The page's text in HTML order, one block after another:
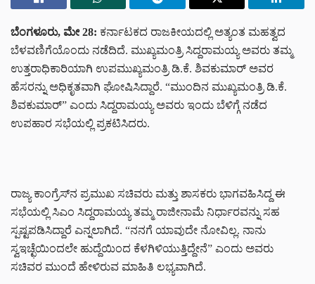
ಬೆಂಗಳೂರು, ಮೇ 28: ಕರ್ನಾಟಕದ ರಾಜಕೀಯದಲ್ಲಿ ಅತ್ಯಂತ ಮಹತ್ವದ
ಬೆಳವಣಿಗೆಯೊಂದು ನಡೆದಿದೆ. ಮುಖ್ಯಮಂತ್ರಿಸಿದ್ದರಾಮಯ್ಯಅವರು ತಮ್ಮ
ಉತ್ತರಾಧಿಕಾರಿಯಾಗಿ ಉಪಮುಖ್ಯಮಂತ್ರಿ ಡಿ.ಕೆ. ಶಿವಕುಮಾರ್ ಅವರ
ಹೆಸರನ್ನು ಅಧಿಕೃತವಾಗಿ ಘೋಷಿಸಿದ್ದಾರೆ. “ಮುಂದಿನ ಮುಖ್ಯಮಂತ್ರಿ ಡಿ.ಕೆ.
ಶಿವಕುಮಾರ್” ಎಂದು ಸಿದ್ದರಾಮಯ್ಯ ಅವರು ಇಂದು ಬೆಳಿಗ್ಗೆ ನಡೆದ
ಉಪಹಾರ ಸಭೆಯಲ್ಲಿ ಪ್ರಕಟಿಸಿದರು.
ರಾಜ್ಯ ಕಾಂಗ್ರೆಸ್‌ನ ಪ್ರಮುಖ ಸಚಿವರು ಮತ್ತು ಶಾಸಕರು ಭಾಗವಹಿಸಿದ್ದ ಈ
ಸಭೆಯಲ್ಲಿ ಸಿಎಂ ಸಿದ್ದರಾಮಯ್ಯ ತಮ್ಮ ರಾಜೀನಾಮೆ ನಿರ್ಧಾರವನ್ನು ಸಹ
ಸ್ಪಷ್ಟಪಡಿಸಿದ್ದಾರೆ ಎನ್ನಲಾಗಿದೆ. “ನನಗೆ ಯಾವುದೇ ನೋವಿಲ್ಲ. ನಾನು
ಸ್ವಇಚ್ಛೆಯಿಂದಲೇ ಹುದ್ದೆಯಿಂದ ಕೆಳಗಿಳಿಯುತ್ತಿದ್ದೇನೆ” ಎಂದು ಅವರು
ಸಚಿವರ ಮುಂದೆ ಹೇಳಿರುವ ಮಾಹಿತಿ ಲಭ್ಯವಾಗಿದೆ.